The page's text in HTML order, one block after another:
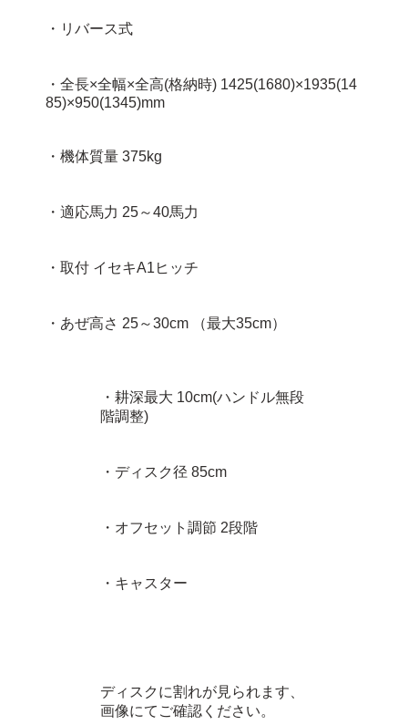
・リバース式
・全長×全幅×全高(格納時) 1425(1680)×1935(14
85)×950(1345)mm
・機体質量 375kg
・適応馬力 25～40馬力
・取付 イセキA1ヒッチ
・あぜ高さ 25～30cm （最大35cm）
・耕深最大 10cm(ハンドル無段
階調整)
・ディスク径 85cm
・オフセット調節 2段階
・キャスター
ディスクに割れが見られます、
画像にてご確認ください。